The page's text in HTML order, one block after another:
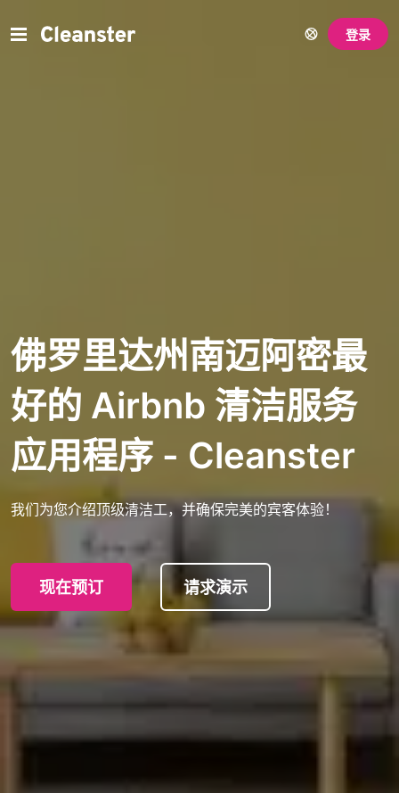
登录
佛罗里达州南迈阿密最
好的 Airbnb 清洁服务
应用程序 - Cleanster
我们为您介绍顶级清洁工，并确保完美的宾客体验！
现在预订 请求演示